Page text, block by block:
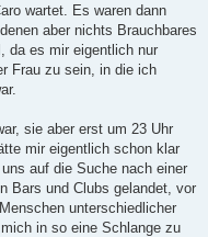
wartet. Es waren dann
aber nichts Brauchbares
da es mir eigentlich nur
Frau zu sein, in die ich
sie aber erst um 23 Uhr
mir eigentlich schon klar
auf die Suche nach einer
Bars und Clubs gelandet, vor
unterschiedlicher
in so eine Schlange zu